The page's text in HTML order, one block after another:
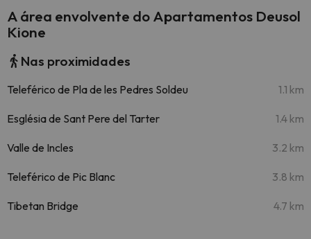
A área envolvente do Apartamentos Deusol
Kione
Nas proximidades
Teleférico de Pla de les Pedres Soldeu 1.1 km
Església de Sant Pere del Tarter 1.4 km
Valle de Incles 3.2 km
Teleférico de Pic Blanc 3.8 km
Tibetan Bridge 4.7 km